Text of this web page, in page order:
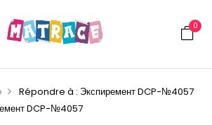
0
Répondre à : Экспиремент DCP-№4057
DCP-№4057